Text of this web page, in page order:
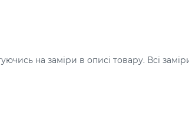
на заміри в описі товару. Всі